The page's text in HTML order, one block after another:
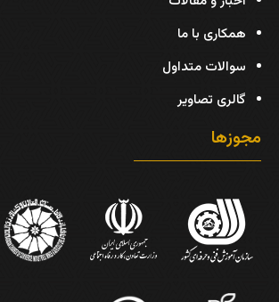
همکاری با ما
سوالات متداول
گالری تصاویر
مجوزها